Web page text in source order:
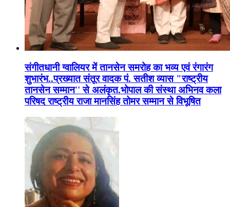
संगीतधानी ग्वालियर में तानसेन समरोह का भव्य एवं रंगारंग
शुभारंभ..प्रख्यात संतूर वादक पं. सतीश व्यास "राष्ट्रीय
तानसेन सम्मान'' से अलंकृत.भोपाल की संस्था अभिनव कला
परिषद राष्ट्रीय राजा मानसिंह तोमर सम्मान से विभूषित